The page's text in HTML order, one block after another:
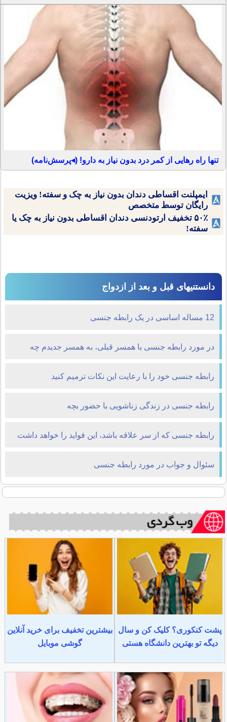
تنها راه رهایی از کمر درد بدون نیاز به دارو! (◂پرسش‌نامه)
ایمپلنت اقساطی دندان بدون نیاز به چک و سفته! ویزیت
رایگان توسط متخصص
۵۰٪ تخفیف ارتودنسی دندان اقساطی بدون نیاز به چک یا
سفته!
دانستنیهای قبل و بعد از ازدواج
12 مساله اساسی در یک رابطه جنسی
در مورد رابطه جنسی با همسر قبلی، به همسر جدیدم چه
رابطه جنسی خود را با رعایت این نکات ترمیم کنید
رابطه جنسی در زندگی زناشویی با حضور بچه
رابطه جنسی که از سر علاقه باشد، این فواید را خواهد داشت
سئوال و جواب در مورد رابطه جنسی
پشت کنکوری؟ کلیک کن و سال
دیگه تو بهترین دانشگاه هستی
بیشترین تخفیف برای خرید آنلاین
گوشی موبایل